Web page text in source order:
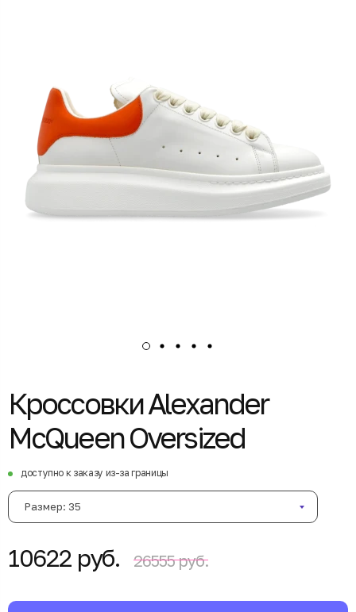
Кроссовки Alexander
McQueen Oversized
доступно к заказу из-за границы
Размер: 35
10622 руб. 26555 руб.